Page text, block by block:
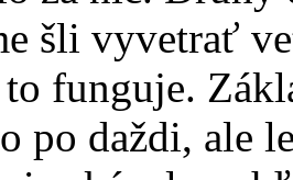
šli vyvetrať
funguje.
po daždi, ale